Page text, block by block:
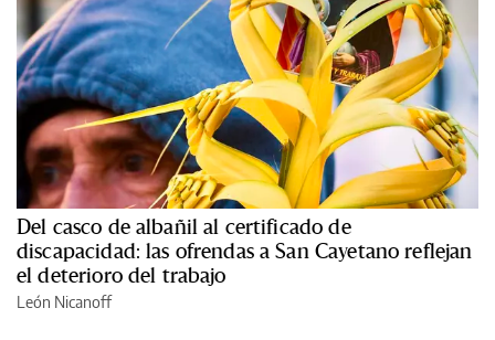
Del casco de albañil al certificado de
discapacidad: las ofrendas a San Cayetano reflejan
el deterioro del trabajo
León Nicanoff